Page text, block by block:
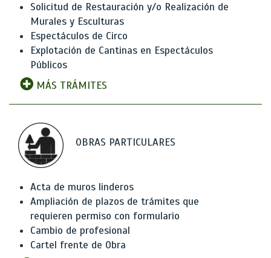
Solicitud de Restauración y/o Realización de
Murales y Esculturas
Espectáculos de Circo
Explotación de Cantinas en Espectáculos
Públicos
MÁS TRÁMITES
OBRAS PARTICULARES
Acta de muros linderos
Ampliación de plazos de trámites que
requieren permiso con formulario
Cambio de profesional
Cartel frente de Obra